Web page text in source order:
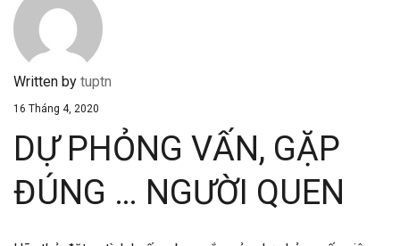
Written by tuptn
16 Tháng 4, 2020
DỰ PHỎNG VẤN, GẶP
ĐÚNG … NGƯỜI QUEN